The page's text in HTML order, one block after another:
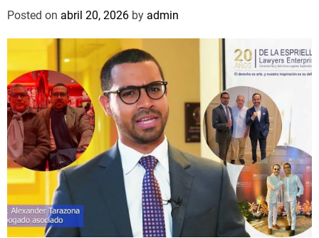
favorecer a mafioso que René Díaz
Toledo, expropietario de «Superautos
Las Mercedes»
Posted on abril 20, 2026 by admin